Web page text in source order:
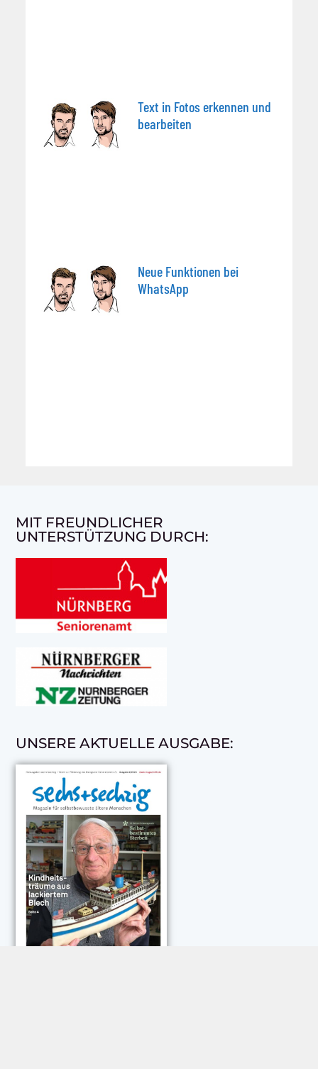
Text in Fotos erkennen und
bearbeiten
Neue Funktionen bei
WhatsApp
MIT FREUNDLICHER
UNTERSTÜTZUNG DURCH:
UNSERE AKTUELLE AUSGABE: